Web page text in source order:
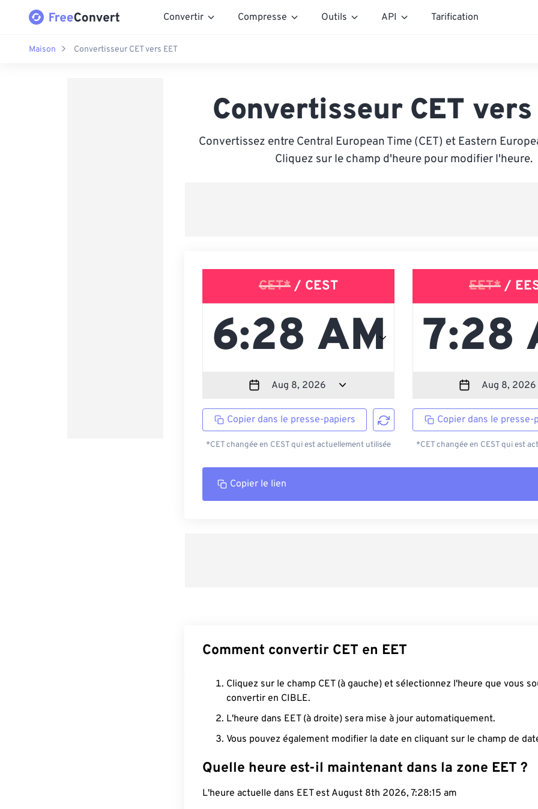
Convertir Compresse Outils API Tarification
Maison Convertisseur CET vers EET
Convertisseur CET vers
Convertissez entre Central European Time (CET) et Eastern
Cliquez sur le champ d'heure pour modifier l'heure.
CET* / CEST
Copier dans le presse-papiers
*CET changée en CEST qui est actuellement utilisée
EET* /
Copier dans le presse-
*CET changée en CEST qui est
Copier le lien
Comment convertir CET en EET
Cliquez sur le champ CET (à gauche) et sélectionnez l'heure que vous
convertir en CIBLE.
L'heure dans EET (à droite) sera mise à jour automatiquement.
Vous pouvez également modifier la date en cliquant sur le champ de
Quelle heure est-il maintenant dans la zone EET ?
L'heure actuelle dans EET est August 8th 2026, 7:28:16 am